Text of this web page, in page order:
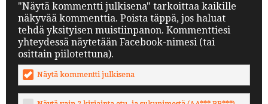
"Näytä kommentti julkisena" tarkoittaa kaikille
näkyvää kommenttia. Poista täppä, jos haluat
tehdä yksityisen muistiinpanon. Kommenttiesi
yhteydessä näytetään Facebook-nimesi (tai
osittain piilotettuna).
Näytä kommentti julkisena